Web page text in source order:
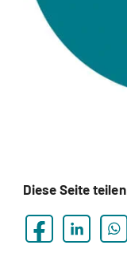
Diese Seite teilen